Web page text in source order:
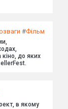
#Фільм
кіно, до яких
в якому